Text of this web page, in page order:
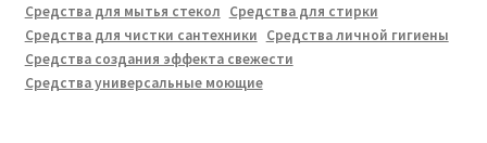
Средства для мытья стекол Средства для стирки
Средства для чистки сантехники Средства личной гигиены
Средства создания эффекта свежести
Средства универсальные моющие